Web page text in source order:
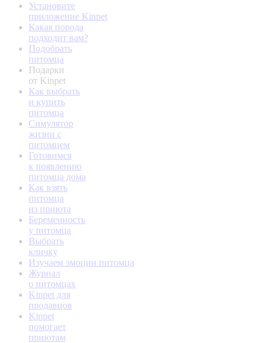
Установите
приложение Kinpet
Какая порода
подходит вам?
Подобрать
питомца
Подарки
от Kinpet
Как выбрать
и купить
питомца
Симулятор
жизни с
питомцем
Готовимся
к появлению
питомца дома
Как взять
питомца
из приюта
Беременность
у питомца
Выбрать
кличку
Изучаем эмоции питомца
Журнал
о питомцах
Kinpet для
продавцов
Kinpet
помогает
приютам